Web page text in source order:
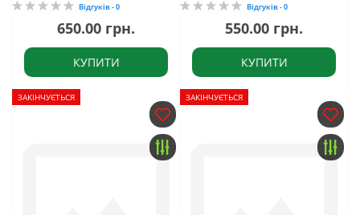
Відгуків - 0
650.00 грн.
КУПИТИ
Відгуків - 0
550.00 грн.
КУПИТИ
ЗАКІНЧУЄТЬСЯ ЗАКІНЧУЄТЬСЯ